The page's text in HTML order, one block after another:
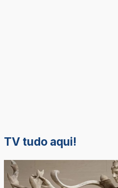
TV tudo aqui!